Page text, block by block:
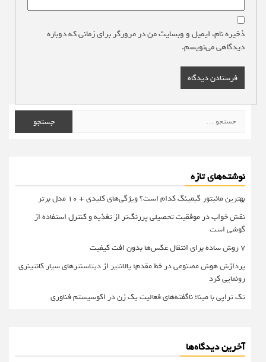
ذخیره نام، ایمیل و وبسایت من در مرورگر برای زمانی که دوباره
دیدگاهی می‌نویسم.
برای:
نوشته‌های تازه
بهترین مانیتور گیمینگ کدام است؟ ویژگی‌های کلیدی + 10 مدل برتر
نقش خواب در موفقیت تحصیلی پررنگ‌تر از تغذیه و کنترل استفاده از
گوشی است
۷ روش ساده برای انتقال عکس‌ها بدون افت کیفیت
پردازش هوش مصنوعی در خط مقدم؛ پالانتیر از دیتاسنترهای سیار کانتینری
رونمایی کرد
تک تراپی با مینا؛ ناگفته‌های فعالیت یک زن در اکوسیستم فناوری
آخرین دیدگاه‌ها